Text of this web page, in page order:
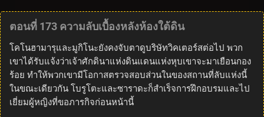
ตอนที่ 173 ความลับเบื้องหลังห้องใต้ดิน
โคโนฮามารุและมูกิโนะยังคงจับตาดูบริษัทวิคเตอร์สต่อไป พวก
เขาได้รับแจ้งว่าเจ้าศักดินาแห่งดินแดนแห่งหุบเขาจะมาเยือนกอง
ร้อย ทำให้พวกเขามีโอกาสตรวจสอบส่วนในของสถานที่ลับแห่งนี้
ในขณะเดียวกัน โบรูโตะและซาราดะก็สำเร็จการฝึกอบรมและไป
เยี่ยมผู้หญิงที่ขอภารกิจก่อนหน้านี้